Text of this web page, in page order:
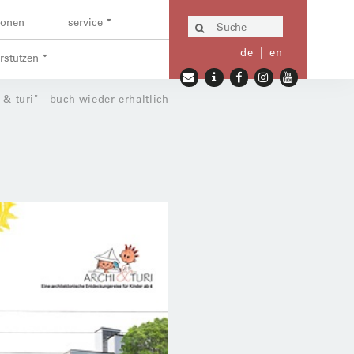
de en
service
& turi" - buch wieder erhältlich